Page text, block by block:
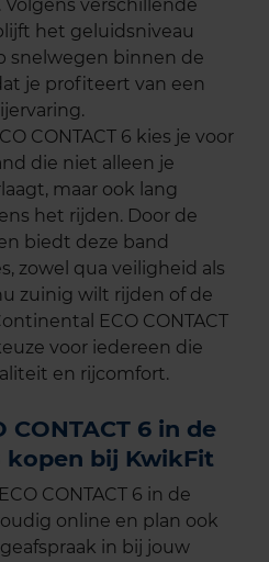
verschillende
het geluidsniveau
snelwegen binnen de
je profiteert van een
CONTACT 6 kies je voor
die niet alleen je
maar ook lang
het rijden. Door de
biedt deze band
zowel qua veiligheid als
zuinig wilt rijden of de
ECO CONTACT
voor iedereen die
en rijcomfort.
CONTACT 6 in de
kopen bij KwikFit
CONTACT 6 in de
online en plan ook
in bij jouw